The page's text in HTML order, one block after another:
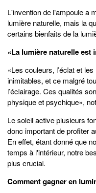
L'invention de l'ampoule a
lumière naturelle, mais la
certains bienfaits de la
«La lumière naturelle est
«Les couleurs, l’éclat et
inimitables, et ce malgré
l’éclairage. Ces qualités
physique et psychique»,
Le soleil active plusieurs
donc important de profiter
En effet, étant donné que
temps à l'intérieur, notre
plus crucial.
Comment gagner en